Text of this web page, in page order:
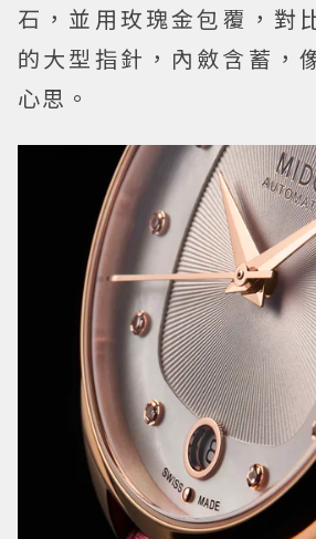
石，並用玫瑰金包覆，對
的大型指針，內斂含蓄，
心思。